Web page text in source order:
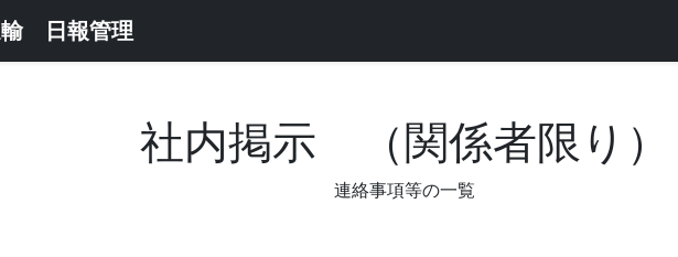
輸 日報管理
社内掲示 （関係者限り）
連絡事項等の一覧